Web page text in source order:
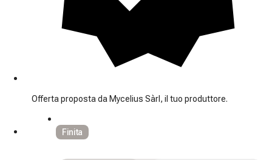
Offerta proposta da Mycelius Sàrl, il tuo produttore.
Finita